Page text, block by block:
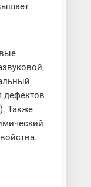
дефектов
Также